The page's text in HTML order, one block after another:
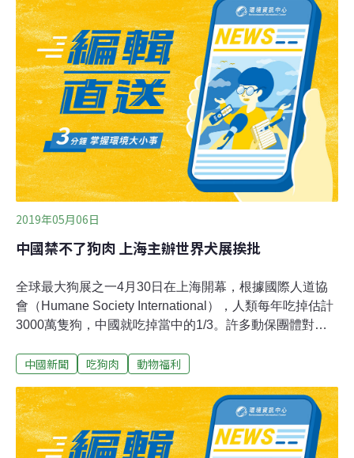
團意見，召開專題座談會，目前初步可食用陸生動物名單
已經出爐，一共有31種動物可食用。傳統畜禽共18種，包
含豬、普通牛、瘤牛、水牛、犛牛、大額牛、綿羊、山
羊、馬、驢、駱駝、兔、雞、鴨、鵝、火雞、鴿、鵪鶉；
特種畜禽則13種，如梅花鹿、馬鹿、馴鹿、羊駝、珍珠
雞、雉雞、鷓鴣、綠頭鴨、鴕鳥、水貂、銀狐、藍狐以及
貉。至於民眾關注度較高的狗狗，中國農業農村部也做出
說明，指出隨著人類文明進步和公眾對動物保護的關注及
偏愛，「狗已從傳統家畜『特化』為伴侶動物，國
2019年05月06日
中國禁不了狗肉 上海主辦世界犬展挨批
全球最大狗展之一4月30日在上海開幕，根據國際人道協
會（Humane Society International），人類每年吃掉估計
3000萬隻狗，中國就吃掉當中的1/3。許多動保團體對總
Organisation）決定讓中國取得主辦權發出批評，英國育
織，已宣布將抵制這項活動，原因是中國屠殺犬隻的方法
有時相當殘酷。社會行動網站Care2.com上反對中國主辦
犬展的請願也吸引超過70萬人連署。
中國新聞 吃狗肉 動物福利